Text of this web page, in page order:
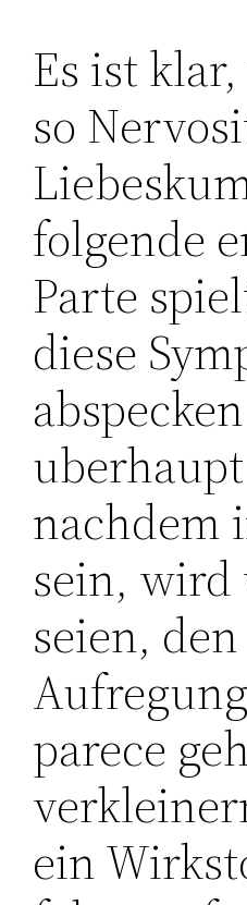
Es ist
so
folgende
Parte
diese
nachdem
sein,
seien, den
parece
ein